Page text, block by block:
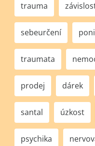
trauma
sebeurčení
traumata
prodej dárek
santal úzkost
psychika